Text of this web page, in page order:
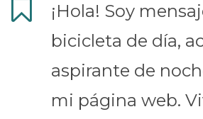
¡Hola! Soy
bicicleta de día,
aspirante de
mi página web.